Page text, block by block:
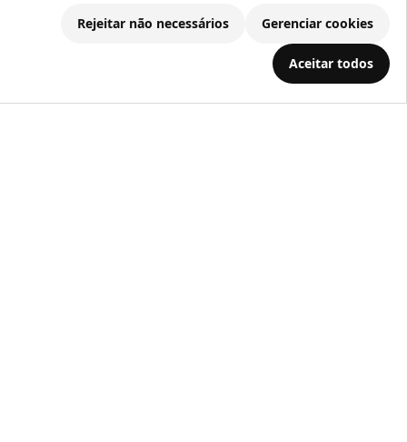
Rejeitar não necessários Gerenciar cookies
Aceitar todos